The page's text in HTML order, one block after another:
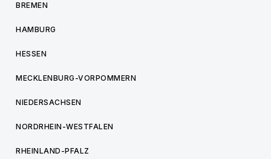
BREMEN
HAMBURG
HESSEN
MECKLENBURG-VORPOMMERN
NIEDERSACHSEN
NORDRHEIN-WESTFALEN
RHEINLAND-PFALZ